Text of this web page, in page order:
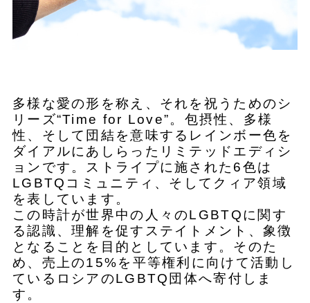
多様な愛の形を称え、それを祝うためのシ
リーズ“Time for Love”。包摂性、多様
性、そして団結を意味するレインボー色を
ダイアルにあしらったリミテッドエディシ
ョンです。ストライプに施された6色は
LGBTQコミュニティ、そしてクィア領域
を表しています。
この時計が世界中の人々のLGBTQに関す
る認識、理解を促すステイトメント、象徴
となることを目的としています。そのた
め、売上の15%を平等権利に向けて活動し
ているロシアのLGBTQ団体へ寄付しま
す。